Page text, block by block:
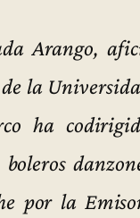
Arango,
la
ha
por la